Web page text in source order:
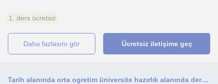
1. ders ücretsiz
daha fazlasını gör Ücretsiz iletişime geç
Tarih alanında orta ogretim üniversite hazırlık alanında ders verilir